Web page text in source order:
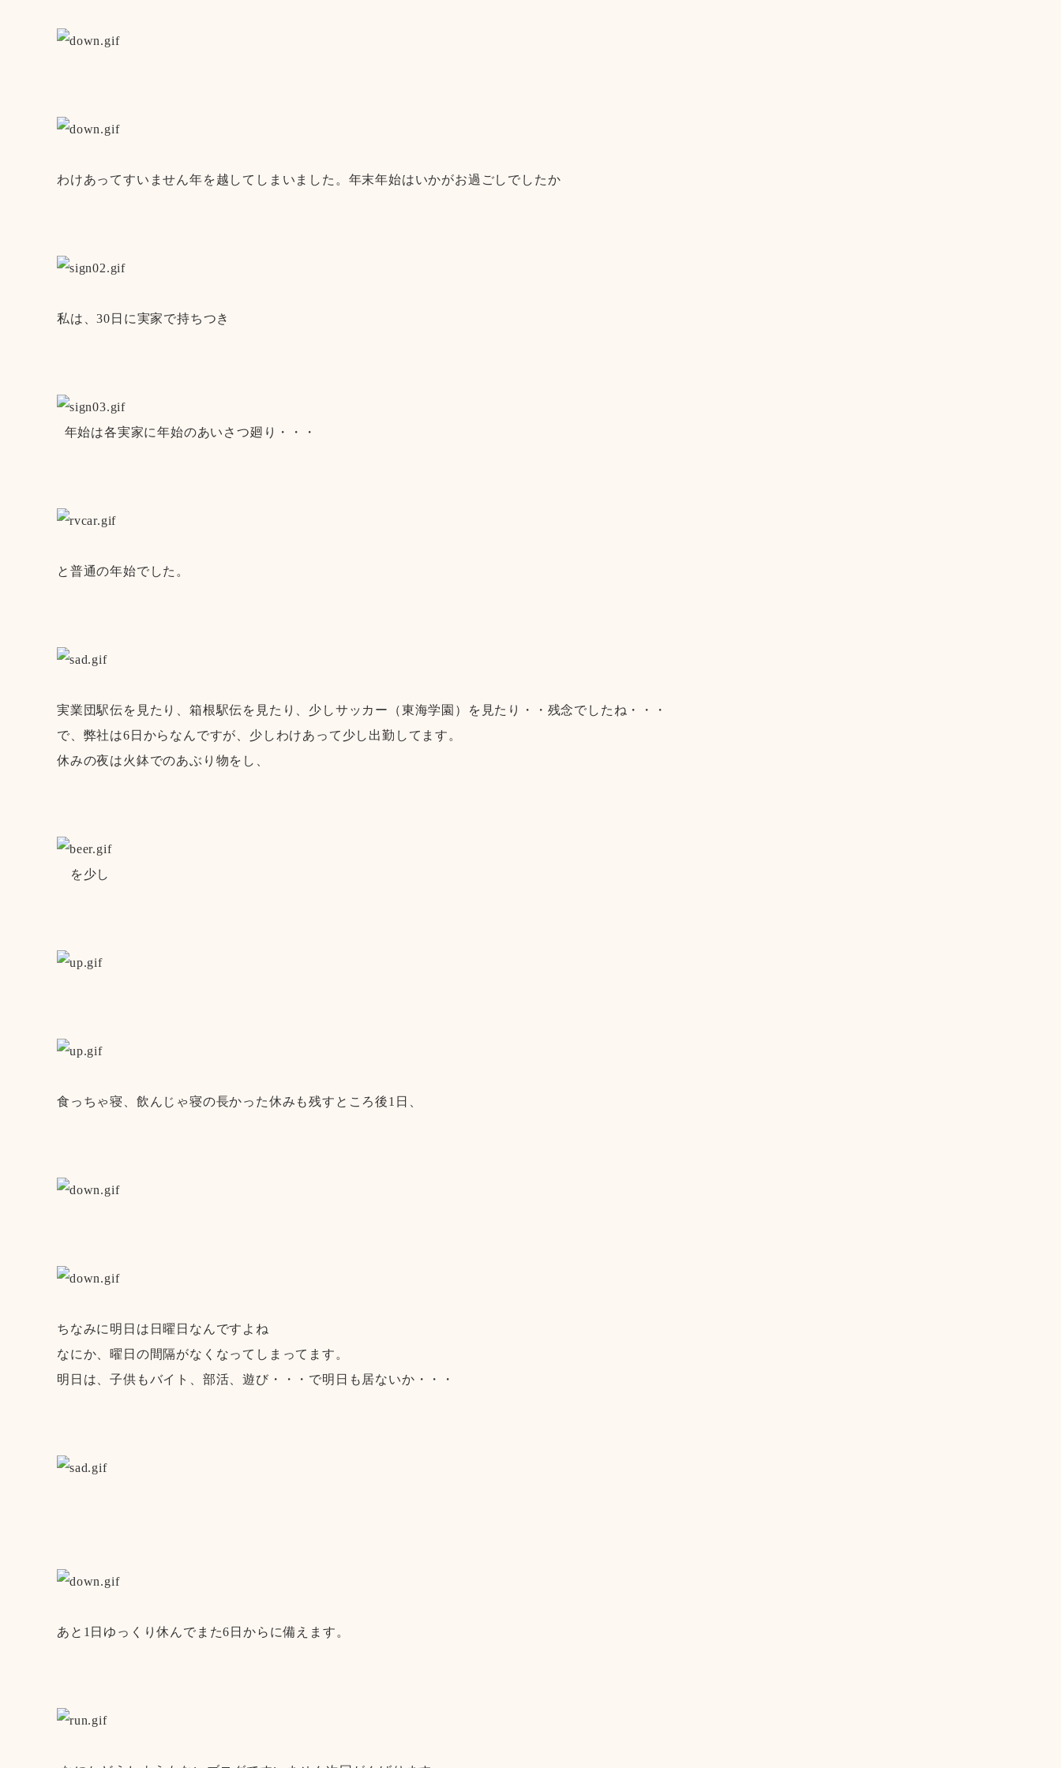
わけあってすいません年を越してしまいました。年末年始はいかがお過ごしでしたか
私は、30日に実家で持ちつき
年始は各実家に年始のあいさつ廻り・・・
と普通の年始でした。
実業団駅伝を見たり、箱根駅伝を見たり、少しサッカー（東海学園）を見たり・・残念でしたね・・・
で、弊社は6日からなんですが、少しわけあって少し出勤してます。
休みの夜は火鉢でのあぶり物をし、
を少し
食っちゃ寝、飲んじゃ寝の長かった休みも残すところ後1日、
ちなみに明日は日曜日なんですよね
なにか、曜日の間隔がなくなってしまってます。
明日は、子供もバイト、部活、遊び・・・で明日も居ないか・・・
あと1日ゆっくり休んでまた6日からに備えます。